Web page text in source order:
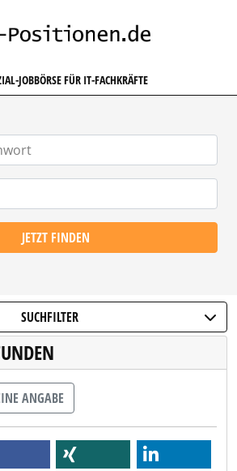
JOBBÖRSE FÜR IT-FACHKRÄFTE
JETZT FINDEN
SUCHFILTER
ANGABE